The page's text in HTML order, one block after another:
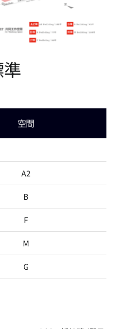
空間
A2
B
F
M
G